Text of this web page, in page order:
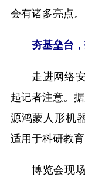
会有诸多亮点。
夯基垒台
走进网络
起记者注意。
源鸿蒙人形机
适用于科研教
博览会现